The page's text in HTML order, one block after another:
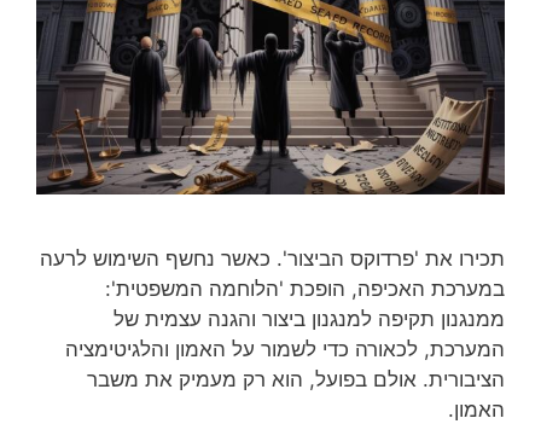
תכירו את 'פרדוקס הביצור'. כאשר נחשף השימוש לרעה
במערכת האכיפה, הופכת 'הלוחמה המשפטית':
ממנגנון תקיפה למנגנון ביצור והגנה עצמית של
המערכת, לכאורה כדי לשמור על האמון והלגיטימציה
הציבורית. אולם בפועל, הוא רק מעמיק את משבר
האמון.